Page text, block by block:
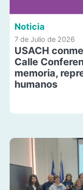
Noticia
7 de Julio de 2026
USACH
Calle
memoria,
humanos